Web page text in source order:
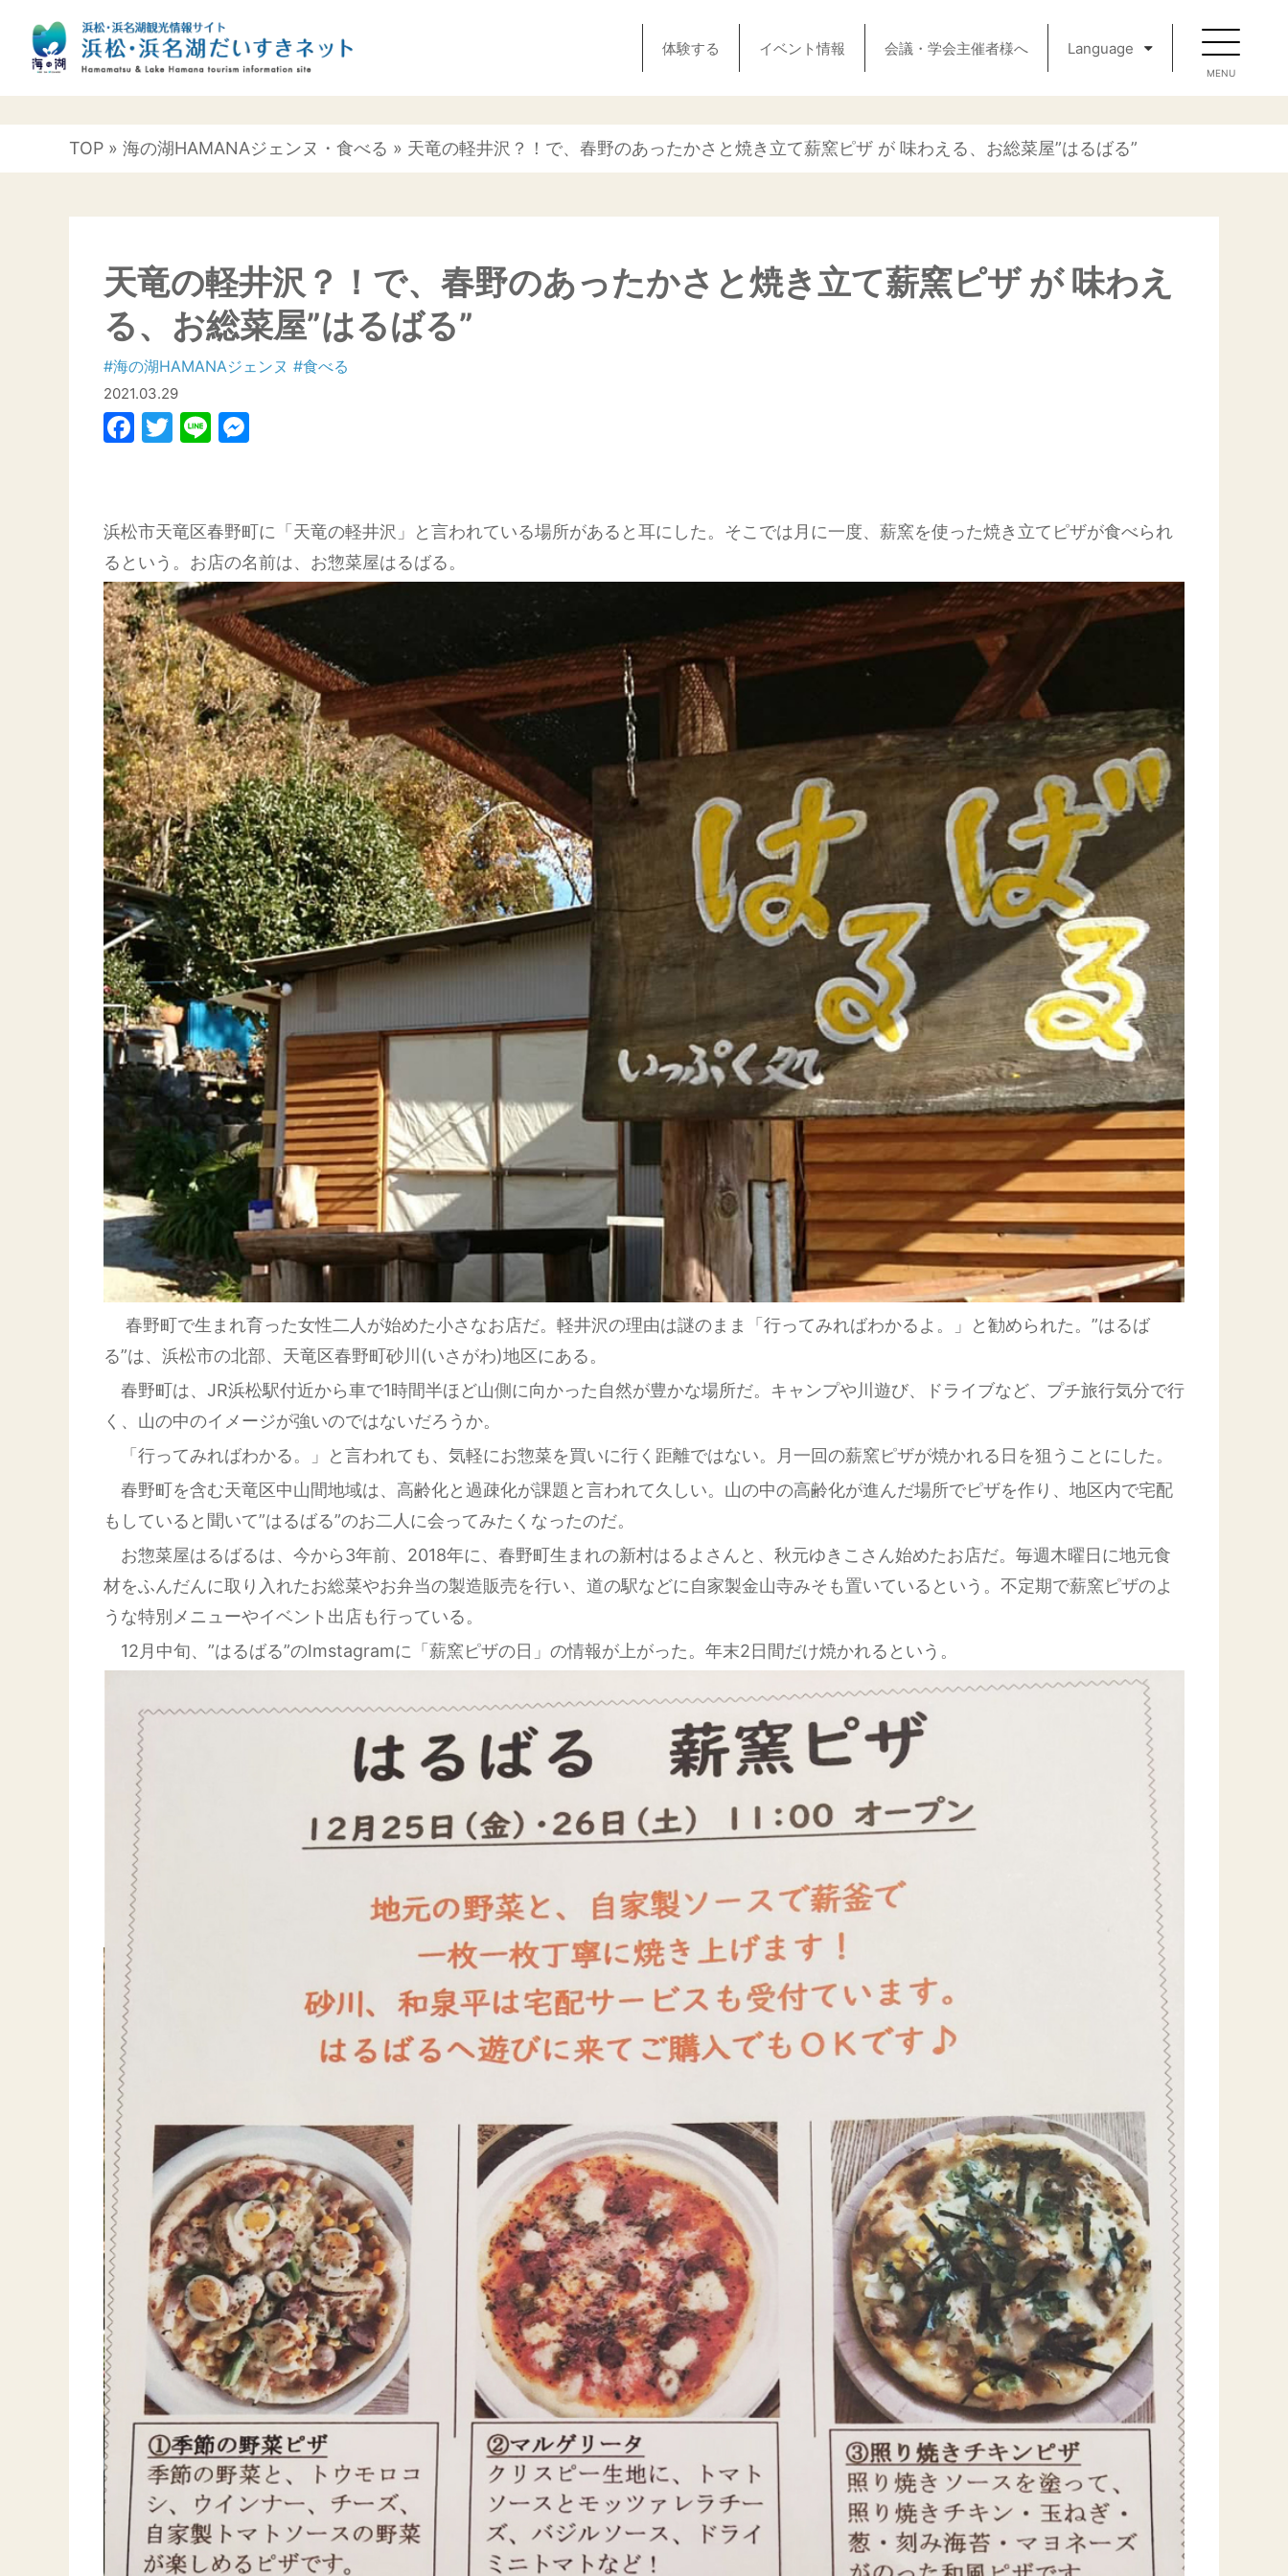
体験する イベント情報 会議・学会主催者様へ Language
TOP » 海の湖HAMANAジェンヌ ・ 食べる » 天竜の軽井沢？！で、春野のあったかさと焼き立て薪窯ピザ が 味わえる、お総菜屋”はるばる”
天竜の軽井沢？！で、春野のあったかさと焼き立て薪窯ピザ が 味わえ
る、お総菜屋”はるばる”
#海の湖HAMANAジェンヌ #食べる
2021.03.29
Facebook
Twitter
Line
浜松市天竜区春野町に「天竜の軽井沢」と言われている場所があると耳にした。そこでは月に一度、薪窯を使った焼き立てピザが食べられ
るという。お店の名前は、お惣菜屋はるばる。
春野町で生まれ育った女性二人が始めた小さなお店だ。軽井沢の理由は謎のまま「行ってみればわかるよ。」と勧められた。”はるば
る”は、浜松市の北部、天竜区春野町砂川(いさがわ)地区にある。
春野町は、JR浜松駅付近から車で1時間半ほど山側に向かった自然が豊かな場所だ。キャンプや川遊び、ドライブなど、プチ旅行気分で行
く、山の中のイメージが強いのではないだろうか。
「行ってみればわかる。」と言われても、気軽にお惣菜を買いに行く距離ではない。月一回の薪窯ピザが焼かれる日を狙うことにした。
春野町を含む天竜区中山間地域は、高齢化と過疎化が課題と言われて久しい。山の中の高齢化が進んだ場所でピザを作り、地区内で宅配
もしていると聞いて”はるばる”のお二人に会ってみたくなったのだ。
お惣菜屋はるばるは、今から3年前、2018年に、春野町生まれの新村はるよさんと、秋元ゆきこさん始めたお店だ。毎週木曜日に地元食
材をふんだんに取り入れたお総菜やお弁当の製造販売を行い、道の駅などに自家製金山寺みそも置いているという。不定期で薪窯ピザのよ
うな特別メニューやイベント出店も行っている。
12月中旬、”はるばる”のImstagramに「薪窯ピザの日」の情報が上がった。年末2日間だけ焼かれるという。